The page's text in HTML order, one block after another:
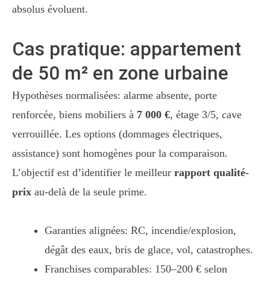
absolus évoluent.
Cas pratique: appartement
de 50 m² en zone urbaine
Hypothèses normalisées: alarme absente, porte
renforcée, biens mobiliers à 7 000 €, étage 3/5, cave
verrouillée. Les options (dommages électriques,
assistance) sont homogènes pour la comparaison.
L’objectif est d’identifier le meilleur rapport qualité-
prix au-delà de la seule prime.
Garanties alignées: RC, incendie/explosion,
dégât des eaux, bris de glace, vol, catastrophes.
Franchises comparables: 150–200 € selon